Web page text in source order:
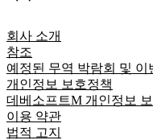
회사 소개
참조
예정된 무역 박람회 및 이
개인정보 보호정책
데베소프트M 개인정보
이용 약관
법적 고지